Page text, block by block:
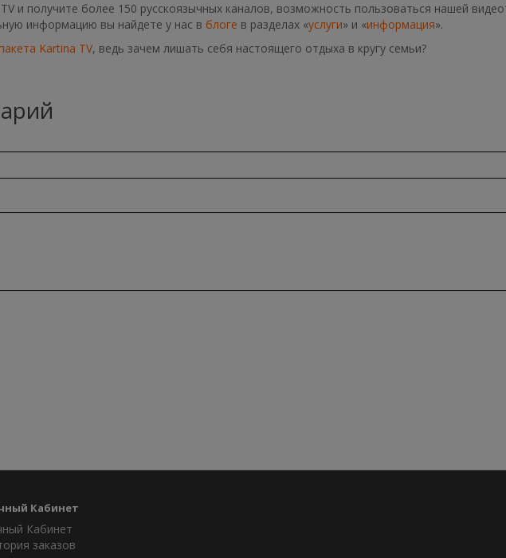
и получите более 150 русскоязычных каналов, возможность пользоваться нашей
информацию вы найдете у нас в блоге в разделах «услуги» и «информация».
Kartina TV, ведь зачем лишать себя настоящего отдыха в кругу семьи?
Кабинет
Кабинет
заказов